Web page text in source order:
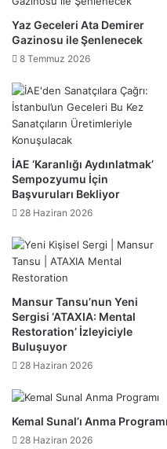
Yaz Geceleri Ata Demirer
Gazinosu ile Şenlenecek
8 Temmuz 2026
İAE ‘Karanlığı Aydınlatmak’
Sempozyumu İçin
Başvuruları Bekliyor
28 Haziran 2026
Mansur Tansu’nun Yeni
Sergisi ‘ATAXIA: Mental
Restoration’ İzleyiciyle
Buluşuyor
28 Haziran 2026
Kemal Sunal’ı Anma Programı
28 Haziran 2026